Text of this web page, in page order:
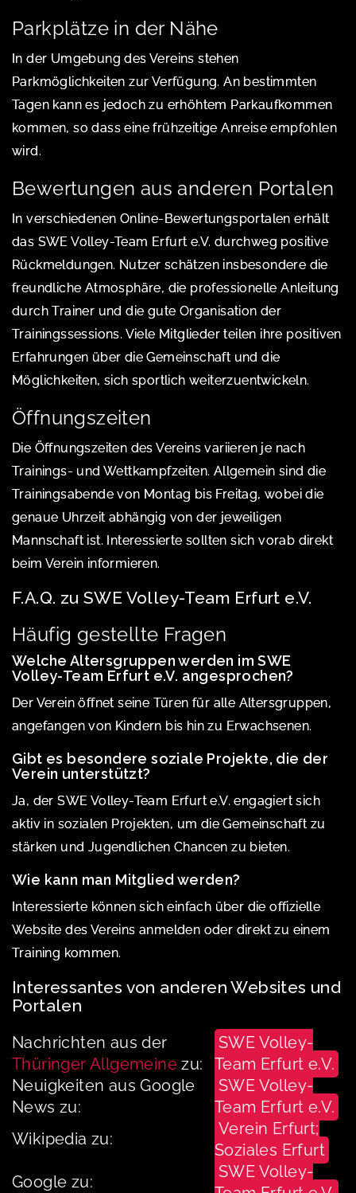
Parkplätze in der Nähe
In der Umgebung des Vereins stehen
Parkmöglichkeiten zur Verfügung. An bestimmten
Tagen kann es jedoch zu erhöhtem Parkaufkommen
kommen, so dass eine frühzeitige Anreise empfohlen
wird.
Bewertungen aus anderen Portalen
In verschiedenen Online-Bewertungsportalen erhält
das SWE Volley-Team Erfurt e.V. durchweg positive
Rückmeldungen. Nutzer schätzen insbesondere die
freundliche Atmosphäre, die professionelle Anleitung
durch Trainer und die gute Organisation der
Trainingssessions. Viele Mitglieder teilen ihre positiven
Erfahrungen über die Gemeinschaft und die
Möglichkeiten, sich sportlich weiterzuentwickeln.
Öffnungszeiten
Die Öffnungszeiten des Vereins variieren je nach
Trainings- und Wettkampfzeiten. Allgemein sind die
Trainingsabende von Montag bis Freitag, wobei die
genaue Uhrzeit abhängig von der jeweiligen
Mannschaft ist. Interessierte sollten sich vorab direkt
beim Verein informieren.
F.A.Q. zu SWE Volley-Team Erfurt e.V.
Häufig gestellte Fragen
Welche Altersgruppen werden im SWE
Volley-Team Erfurt e.V. angesprochen?
Der Verein öffnet seine Türen für alle Altersgruppen,
angefangen von Kindern bis hin zu Erwachsenen.
Gibt es besondere soziale Projekte, die der
Verein unterstützt?
Ja, der SWE Volley-Team Erfurt e.V. engagiert sich
aktiv in sozialen Projekten, um die Gemeinschaft zu
stärken und Jugendlichen Chancen zu bieten.
Wie kann man Mitglied werden?
Interessierte können sich einfach über die offizielle
Website des Vereins anmelden oder direkt zu einem
Training kommen.
Interessantes von anderen Websites und
Portalen
Nachrichten aus der
Thüringer Allgemeine zu:
SWE Volley-
Team Erfurt e.V.
Neuigkeiten aus Google
News zu:
SWE Volley-
Team Erfurt e.V.
Wikipedia zu:
Verein Erfurt;
Soziales Erfurt
Google zu:
SWE Volley-